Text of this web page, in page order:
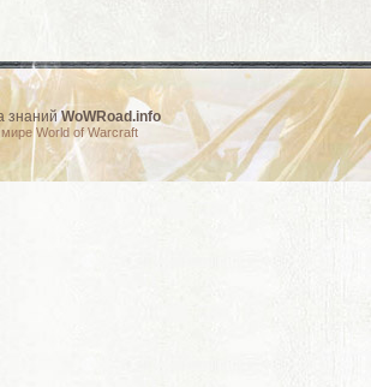
знанийWoWRoad.info
World of Warcraft